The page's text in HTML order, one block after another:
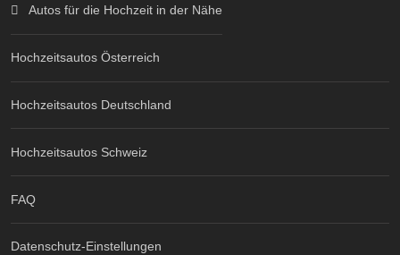
Autos für die Hochzeit in der Nähe
Hochzeitsautos Österreich
Hochzeitsautos Deutschland
Hochzeitsautos Schweiz
FAQ
Datenschutz-Einstellungen